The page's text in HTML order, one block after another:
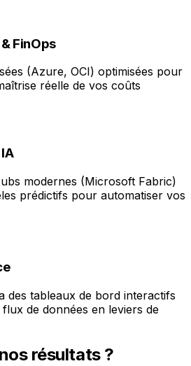
FinOps
(Azure, OCI) optimisées pour
réelle de vos coûts
modernes (Microsoft Fabric)
prédictifs pour automatiser vos
des tableaux de bord interactifs
de données en leviers de
résultats ?